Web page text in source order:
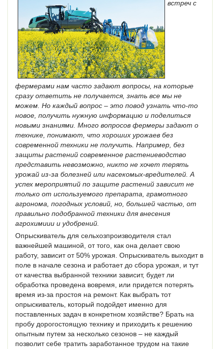
встреч с
фермерами нам часто задают вопросы, на которые
сразу ответить не получается, знать все мы не
можем. Но каждый вопрос – это повод узнать что-то
новое, получить нужную информацию и поделиться
новыми знаниями. Много вопросов фермеры задают о
технике, понимают, что хороших урожаев без
современной техники не получить. Например, без
защиты растений современное растениеводство
представить невозможно, никто не хочет терять
урожай из-за болезней или насекомых-вредителей. А
успех мероприятий по защите растений зависит не
только от используемого препарата, грамотного
агронома, погодных условий, но, большей частью, от
правильно подобранной техники для внесения
агрохимиии и удобрений.
Опрыскиватель для сельхозпроизводителя стал
важнейшей машиной, от того, как она делает свою
работу, зависит от 50% урожая. Опрыскиватель выходит в
поле в начале сезона и работает до сбора урожая, и тут
от качества выбранной техники зависит, будет ли
обработка проведена вовремя, или придется потерять
время из-за простоя на ремонт. Как выбрать тот
опрыскиватель, который подойдет именно для
поставленных задач в конкретном хозяйстве? Брать на
пробу дорогостоящую технику и приходить к решению
опытным путем за несколько сезонов – не каждый
позволит себе тратить заработанное трудом на такие